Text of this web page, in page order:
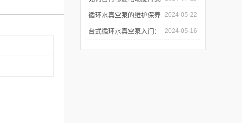
真空泵无法启动的问题
循环水真空泵的维护保养
与故障排除指南
2024-05-22
台式循环水真空泵入门： 2024-05-16